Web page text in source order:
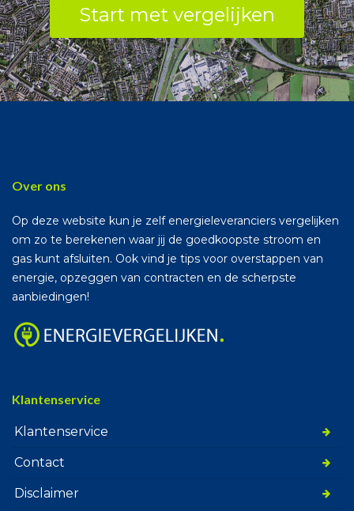
Start met vergelijken
Over ons
Op deze website kun je zelf energieleveranciers vergelijken
om zo te berekenen waar jij de goedkoopste stroom en
gas kunt afsluiten. Ook vind je tips voor overstappen van
energie, opzeggen van contracten en de scherpste
aanbiedingen!
Klantenservice
Klantenservice
Contact
Disclaimer